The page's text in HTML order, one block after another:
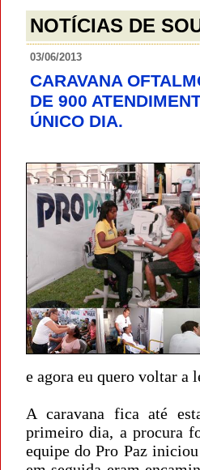
NOTÍCIAS DE
03/06/2013
CARAVANA
DE 900
ÚNICO DIA.
e agora eu quero voltar a
A caravana fica até
primeiro dia, a procura
equipe do Pro Paz